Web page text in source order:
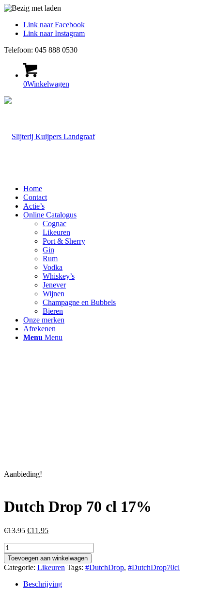
Link naar Facebook
Link naar Instagram
Telefoon: 045 888 0530
0Winkelwagen
Home
Contact
Actie’s
Online Catalogus
Cognac
Likeuren
Port & Sherry
Gin
Rum
Vodka
Whiskey’s
Jenever
Wijnen
Champagne en Bubbels
Bieren
Onze merken
Afrekenen
Menu Menu
Aanbieding!
Dutch Drop 70 cl 17%
€13.95 Oorspronkelijke
€13.95.
€11.95Huidige
€11.95.
Dutch
Drop
70
cl
17%
Toevoegen aan winkelwagen
Categorie: Likeuren Tags: #DutchDrop, #DutchDrop70cl
Beschrijving